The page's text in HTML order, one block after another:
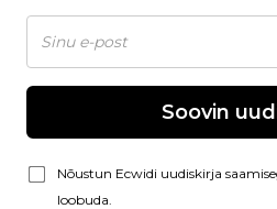
Soovin
Nõustun Ecwidi uudiskirja
loobuda.